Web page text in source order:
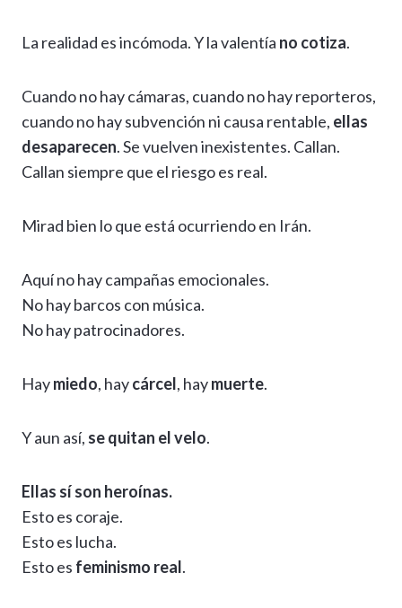
La realidad es incómoda. Y la valentía no cotiza.
Cuando no hay cámaras, cuando no hay reporteros,
cuando no hay subvención ni causa rentable, ellas
desaparecen. Se vuelven inexistentes. Callan.
Callan siempre que el riesgo es real.
Mirad bien lo que está ocurriendo en Irán.
Aquí no hay campañas emocionales.
No hay barcos con música.
No hay patrocinadores.
Haymiedo, haycárcel, haymuerte.
Y aun así, se quitan el velo.
Ellas sí son heroínas.
Esto es coraje.
Esto es lucha.
Esto es feminismo real.